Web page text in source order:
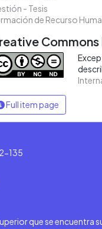
- Tesis
de Recurso
Commons
Full item page
135
que se